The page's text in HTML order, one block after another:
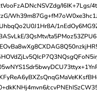
I6IK+7Lgs/
3QsMtv/